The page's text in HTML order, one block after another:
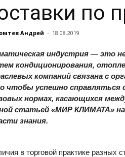
по
Андрей - 18.08.2019
индустрия — это
кондиционирования,
компаний связана с
чтобы успешно справляться
нормах, касающихся
статьей «МИР КЛИМАТА»
знания.
в торговой практике разных